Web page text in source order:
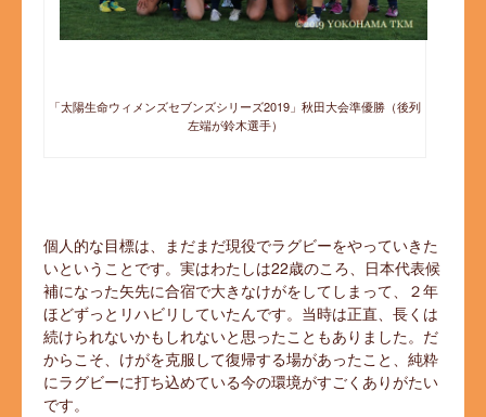
「太陽生命ウィメンズセブンズシリーズ2019」秋田大会準優勝（後列
左端が鈴木選手）
個人的な目標は、まだまだ現役でラグビーをやっていきた
いということです。実はわたしは22歳のころ、日本代表候
補になった矢先に合宿で大きなけがをしてしまって、２年
ほどずっとリハビリしていたんです。当時は正直、長くは
続けられないかもしれないと思ったこともありました。だ
からこそ、けがを克服して復帰する場があったこと、純粋
にラグビーに打ち込めている今の環境がすごくありがたい
です。